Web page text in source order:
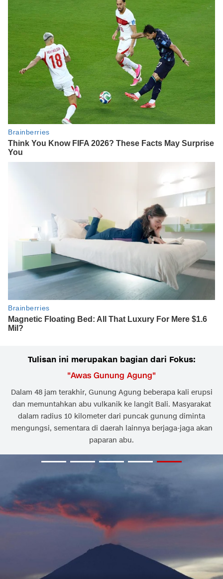
Tulisan ini merupakan bagian dari Fokus:
"Awas Gunung Agung"
Dalam 48 jam terakhir, Gunung Agung beberapa kali erupsi
dan memuntahkan abu vulkanik ke langit Bali. Masyarakat
dalam radius 10 kilometer dari puncak gunung diminta
mengungsi, sementara di daerah lainnya berjaga-jaga akan
paparan abu.